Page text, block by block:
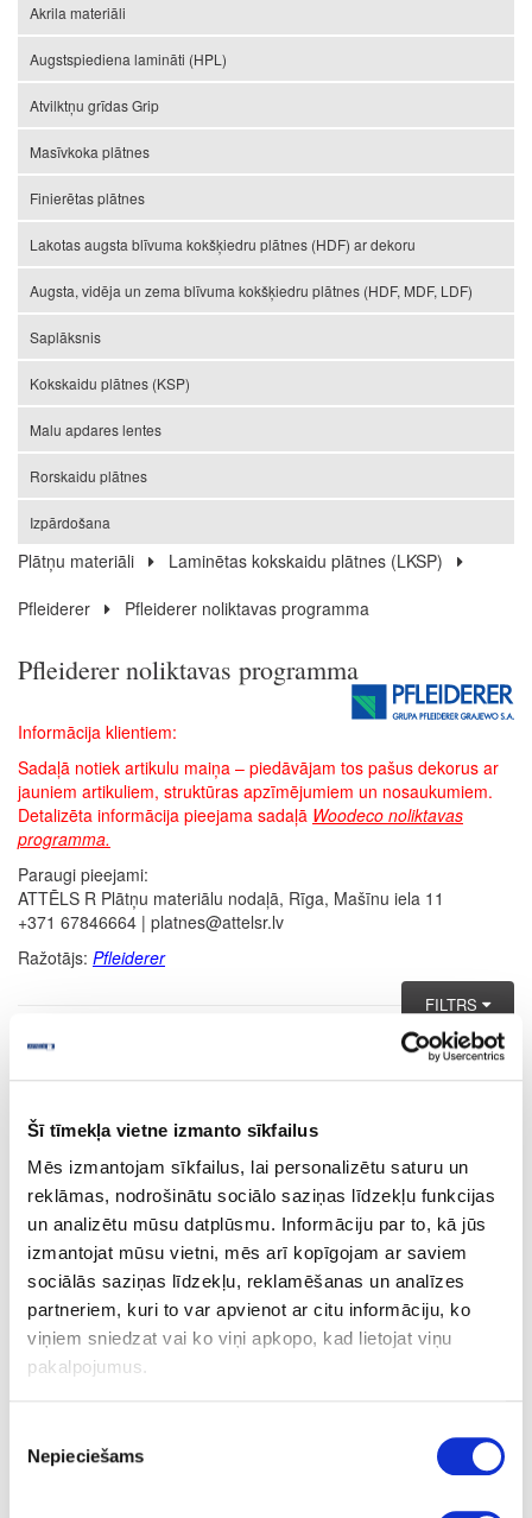
Šī tīmekļa vietne izmanto sīkfailus
Mēs izmantojam sīkfailus, lai personalizētu saturu un
reklāmas, nodrošinātu sociālo saziņas līdzekļu funkcijas
un analizētu mūsu datplūsmu. Informāciju par to, kā jūs
izmantojat mūsu vietni, mēs arī kopīgojam ar saviem
sociālās saziņas līdzekļu, reklamēšanas un analīzes
partneriem, kuri to var apvienot ar citu informāciju, ko
viņiem sniedzat vai ko viņi apkopo, kad lietojat viņu
pakalpojumus.
izvēle
Nepieciešams
Akrila materiāli
Augstspiediena lamināti (HPL)
Atvilktņu grīdas Grip
Masīvkoka plātnes
Finierētas plātnes
Lakotas augsta blīvuma kokšķiedru plātnes (HDF) ar dekoru
Augsta, vidēja un zema blīvuma kokšķiedru plātnes (HDF, MDF, LDF)
Saplāksnis
Kokskaidu plātnes (KSP)
Malu apdares lentes
Rorskaidu plātnes
Izpārdošana
Plātņu materiāli
Laminētas kokskaidu plātnes (LKSP)
Pfleiderer
Pfleiderer noliktavas programma
Pfleiderer noliktavas programma
Informācija klientiem:
Sadaļā notiek artikulu maiņa – piedāvājam tos pašus dekorus ar
jauniem artikuliem, struktūras apzīmējumiem un nosaukumiem.
Detalizēta informācija pieejama sadaļā Woodeco noliktavas
programma.
Paraugi pieejami:
ATTĒLS R Plātņu materiālu nodaļā, Rīga, Mašīnu iela 11
+371 67846664 | platnes@attelsr.lv
Ražotājs: Pfleiderer
FILTRS
DEKORI DEKORU PĀRSKATS